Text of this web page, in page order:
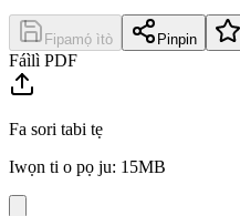
Fipamọ́ ìtò Pinpin
Fáìlì PDF
Fa sori tabi tẹ
Iwọn ti o pọ ju: 15MB